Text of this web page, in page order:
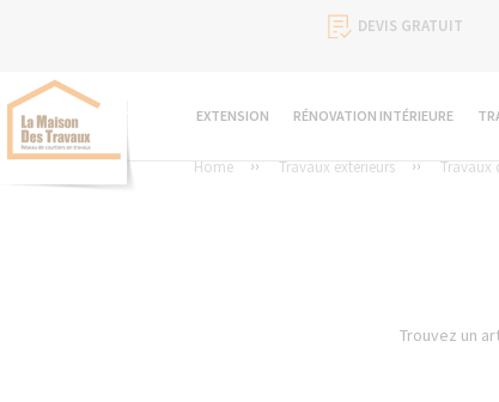
DEVIS GRATUIT
EXTENSION RÉNOVATION INTÉRIEURE
Home Travaux extérieurs Travaux
Trouvez un